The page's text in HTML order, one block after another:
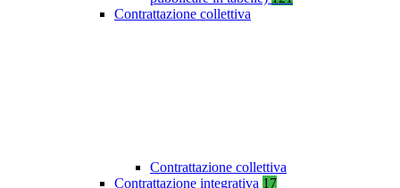
Contrattazione collettiva
Contrattazione collettiva
Contrattazione integrativa 17